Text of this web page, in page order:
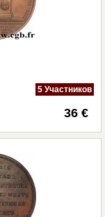
5 Участников
36 €